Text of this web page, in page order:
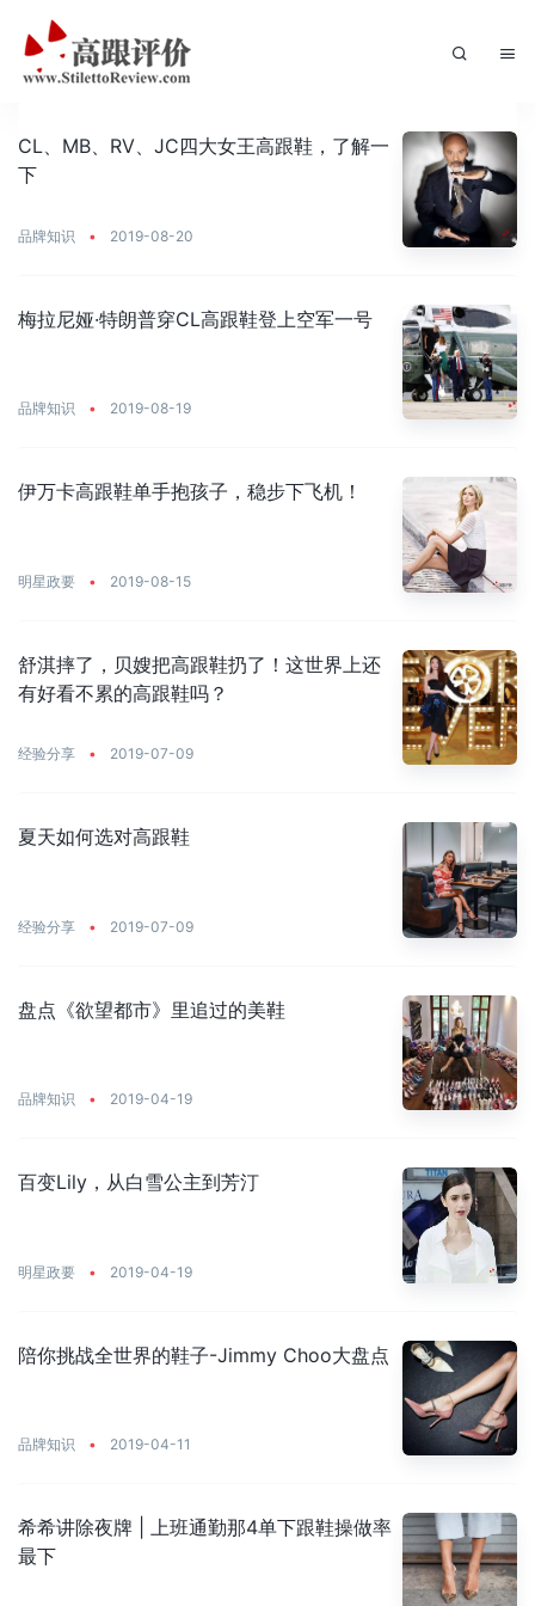
CL、MB、RV、JC四大女王高跟鞋，了解一
下
品牌知识 • 2019-08-20
梅拉尼娅·特朗普穿CL高跟鞋登上空军一号
品牌知识 • 2019-08-19
伊万卡高跟鞋单手抱孩子，稳步下飞机！
明星政要 • 2019-08-15
舒淇摔了，贝嫂把高跟鞋扔了！这世界上还
有好看不累的高跟鞋吗？
经验分享 • 2019-07-09
夏天如何选对高跟鞋
经验分享 • 2019-07-09
盘点《欲望都市》里追过的美鞋
品牌知识 • 2019-04-19
百变Lily，从白雪公主到芳汀
明星政要 • 2019-04-19
陪你挑战全世界的鞋子-Jimmy Choo大盘点
品牌知识 • 2019-04-11
希希讲除夜牌 | 上班通勤那4单下跟鞋操做率
最下